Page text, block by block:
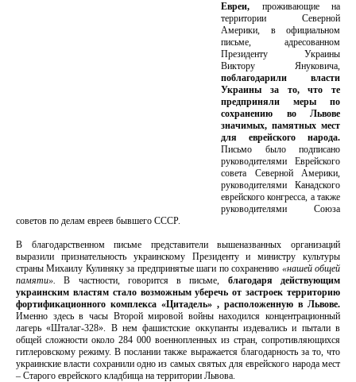
Евреи, проживающие на
территории Северной
Америки, в официальном
письме, адресованном
Президенту Украины
Виктору Януковича,
поблагодарили власти
Украины за то, что те
предприняли меры по
сохранению во Львове
значимых, памятных мест
для еврейского народа.
Письмо было подписано
руководителями Еврейского
совета Северной Америки,
руководителями Канадского
еврейского конгресса, а также
руководителями Союза
советов по делам евреев бывшего СССР.
В благодарственном письме представители вышеназванных организаций
выразили признательность украинскому Президенту и министру культуры
страны Михаилу Кулиняку за предпринятые шаги по сохранению «нашей общей
памяти». В частности, говорится в письме, благодаря действующим
украинским властям стало возможным уберечь от застроек территорию
фортификационного комплекса «Цитадель» , расположенную в Львове.
Именно здесь в часы Второй мировой войны находился концентрационный
лагерь «Шталаг-328». В нем фашистские оккупанты издевались и пытали в
общей сложности около 284 000 военнопленных из стран, сопротивляющихся
гитлеровскому режиму. В послании также выражается благодарность за то, что
украинские власти сохранили одно из самых святых для еврейского народа мест
– Старого еврейского кладбища на территории Львова.